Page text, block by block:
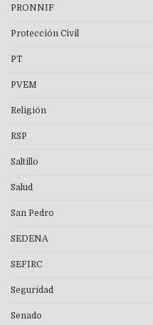
PRONNIF
Protección Civil
PT
PVEM
Religión
RSP
Saltillo
Salud
San Pedro
SEDENA
SEFIRC
Seguridad
Senado